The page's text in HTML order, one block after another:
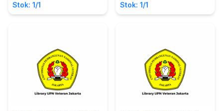
Stok: 1/1 Stok: 1/1